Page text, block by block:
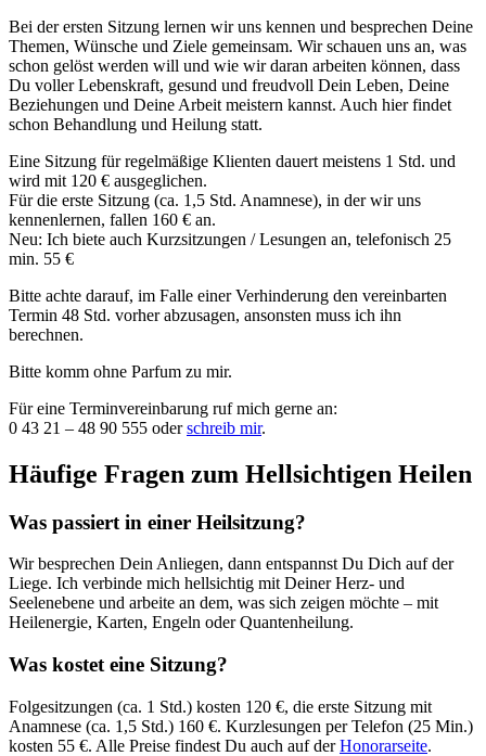
Bei der ersten Sitzung lernen wir uns kennen und besprechen Deine
Themen, Wünsche und Ziele gemeinsam. Wir schauen uns an, was
schon gelöst werden will und wie wir daran arbeiten können, dass
Du voller Lebenskraft, gesund und freudvoll Dein Leben, Deine
Beziehungen und Deine Arbeit meistern kannst. Auch hier findet
schon Behandlung und Heilung statt.
Eine Sitzung für regelmäßige Klienten dauert meistens 1 Std. und
wird mit 120 € ausgeglichen.
Für die erste Sitzung (ca. 1,5 Std. Anamnese), in der wir uns
kennenlernen, fallen 160 € an.
Neu: Ich biete auch Kurzsitzungen / Lesungen an, telefonisch 25
min. 55 €
Bitte achte darauf, im Falle einer Verhinderung den vereinbarten
Termin 48 Std. vorher abzusagen, ansonsten muss ich ihn
berechnen.
Bitte komm ohne Parfum zu mir.
Für eine Terminvereinbarung ruf mich gerne an:
0 43 21 – 48 90 555 oderschreib mir.
Häufige Fragen zum Hellsichtigen Heilen
Was passiert in einer Heilsitzung?
Wir besprechen Dein Anliegen, dann entspannst Du Dich auf der
Liege. Ich verbinde mich hellsichtig mit Deiner Herz- und
Seelenebene und arbeite an dem, was sich zeigen möchte – mit
Heilenergie, Karten, Engeln oder Quantenheilung.
Was kostet eine Sitzung?
Folgesitzungen (ca. 1 Std.) kosten 120 €, die erste Sitzung mit
Anamnese (ca. 1,5 Std.) 160 €. Kurzlesungen per Telefon (25 Min.)
kosten 55 €. Alle Preise findest Du auch auf derHonorarseite.